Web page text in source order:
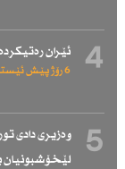
4 ئێران
6 رۆژ پێش ئێستا
5
وەزیری دادی
لێخۆشبونیان